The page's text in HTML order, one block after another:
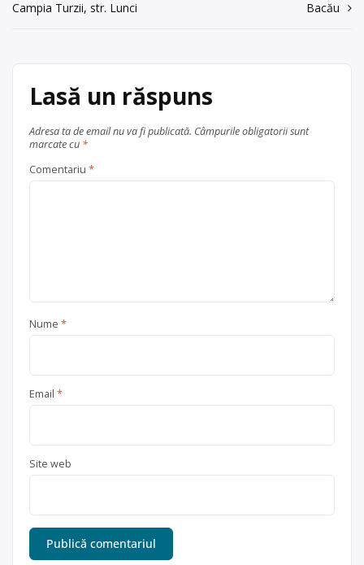
Centru de colectare
Trimite un mesaj
Campia Turzii, str. Lunci Bacău
Lasă un răspuns
Adresa ta de email nu va fi publicată. Câmpurile obligatorii sunt
marcate cu *
Comentariu *
Nume *
Email *
Site web